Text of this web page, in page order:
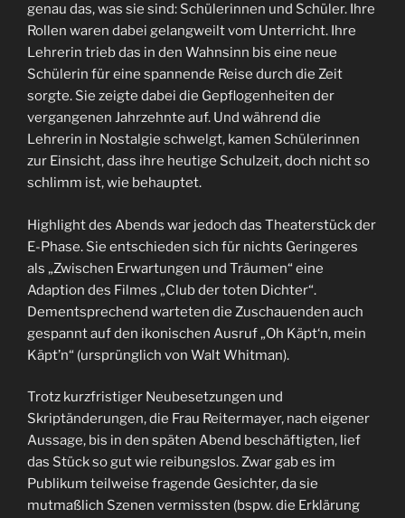
genau das, was sie sind: Schülerinnen und Schüler. Ihre
Rollen waren dabei gelangweilt vom Unterricht. Ihre
Lehrerin trieb das in den Wahnsinn bis eine neue
Schülerin für eine spannende Reise durch die Zeit
sorgte. Sie zeigte dabei die Gepflogenheiten der
vergangenen Jahrzehnte auf. Und während die
Lehrerin in Nostalgie schwelgt, kamen Schülerinnen
zur Einsicht, dass ihre heutige Schulzeit, doch nicht so
schlimm ist, wie behauptet.
Highlight des Abends war jedoch das Theaterstück der
E-Phase. Sie entschieden sich für nichts Geringeres
als „Zwischen Erwartungen und Träumen“ eine
Adaption des Filmes „Club der toten Dichter“.
Dementsprechend warteten die Zuschauenden auch
gespannt auf den ikonischen Ausruf „Oh Käpt‘n, mein
Käpt’n“ (ursprünglich von Walt Whitman).
Trotz kurzfristiger Neubesetzungen und
Skriptänderungen, die Frau Reitermayer, nach eigener
Aussage, bis in den späten Abend beschäftigten, lief
das Stück so gut wie reibungslos. Zwar gab es im
Publikum teilweise fragende Gesichter, da sie
mutmaßlich Szenen vermissten (bspw. die Erklärung